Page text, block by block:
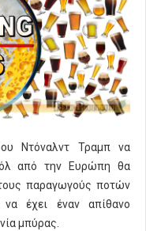
Ντόναλντ Τραμπ να
από την Ευρώπη θα
παραγωγούς ποτών
έχει έναν απίθανο
μπύρας.